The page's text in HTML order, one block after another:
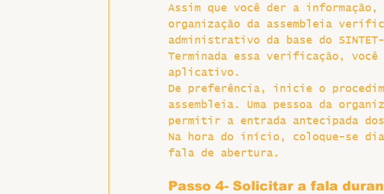
Assim que você der a
organização da assembleia
administrativo da base do SINTET-
Terminada essa verificação,
aplicativo.
De preferência, inicie o
assembleia. Uma pessoa da
permitir a entrada antecipada
Na hora do início, coloque-se
fala de abertura.
Passo 4- Solicitar a fala